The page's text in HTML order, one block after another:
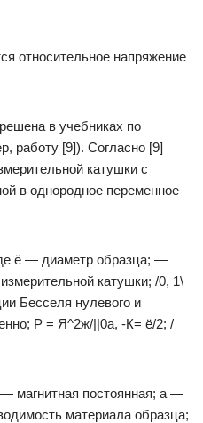
относительное напряжение
в учебниках по
работу [9]). Согласно [9]
катушки с
в однородное переменное
ё — диаметр образца; —
катушки; /0, 1\
Бесселя нулевого и
Р = Я^2ж/||0а, -К= ё/2; /
—
магнитная постоянная; а —
материала образца;